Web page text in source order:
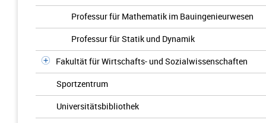
Professur für Mathematik im Bauingenieurwesen
Professur für Statik und Dynamik
Fakultät für Wirtschafts- und Sozialwissenschaften
Sportzentrum
Universitätsbibliothek